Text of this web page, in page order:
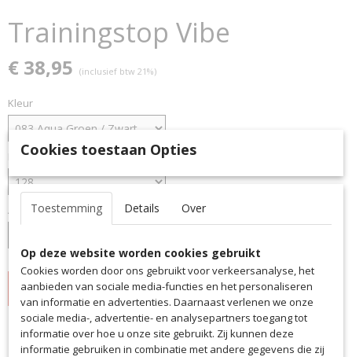
Trainingstop Vibe
€ 38,95 (inclusief btw 21%)
Kleur
Maat
Aantal
IN WINKELWAGEN
Specificaties
Cookies toestaan Opties
Toestemming Details Over
Op deze website worden cookies gebruikt
Cookies worden door ons gebruikt voor verkeersanalyse, het
aanbieden van sociale media-functies en het personaliseren
van informatie en advertenties. Daarnaast verlenen we onze
sociale media-, advertentie- en analysepartners toegang tot
informatie over hoe u onze site gebruikt. Zij kunnen deze
informatie gebruiken in combinatie met andere gegevens die zij